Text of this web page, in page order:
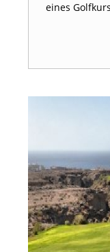
eines